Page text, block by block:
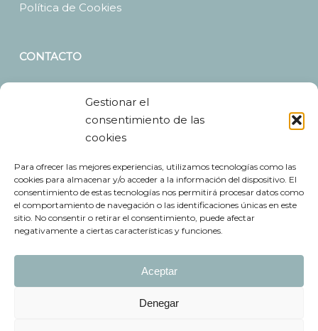
Gestionar el
consentimiento de las
cookies
Para ofrecer las mejores experiencias, utilizamos tecnologías como las
cookies para almacenar y/o acceder a la información del dispositivo. El
consentimiento de estas tecnologías nos permitirá procesar datos como
el comportamiento de navegación o las identificaciones únicas en este
sitio. No consentir o retirar el consentimiento, puede afectar
negativamente a ciertas características y funciones.
Aceptar
Denegar
Política de Cookies
CONTACTO
info@clinicadentalranilla.com
HORARIO
De lunes a viernes